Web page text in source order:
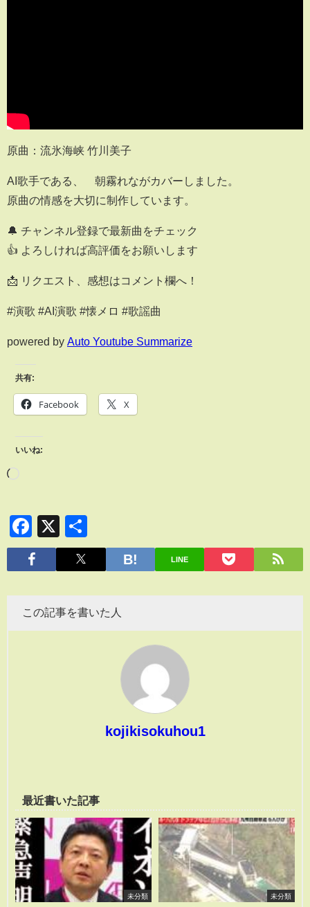
原曲：流氷海峡 竹川美子
AI歌手である、 朝霧れながカバーしました。
原曲の情感を大切に制作しています。
🔔 チャンネル登録で最新曲をチェック
👍 よろしければ高評価をお願いします
📩 リクエスト、感想はコメント欄へ！
#演歌 #AI演歌 #懐メロ #歌謡曲
powered by Auto Youtube Summarize
共有:
Facebook X
いいね:
Facebook
X
有
LINE
この記事を書いた人
kojikisokuhou1
最近書いた記事
未分類 未分類